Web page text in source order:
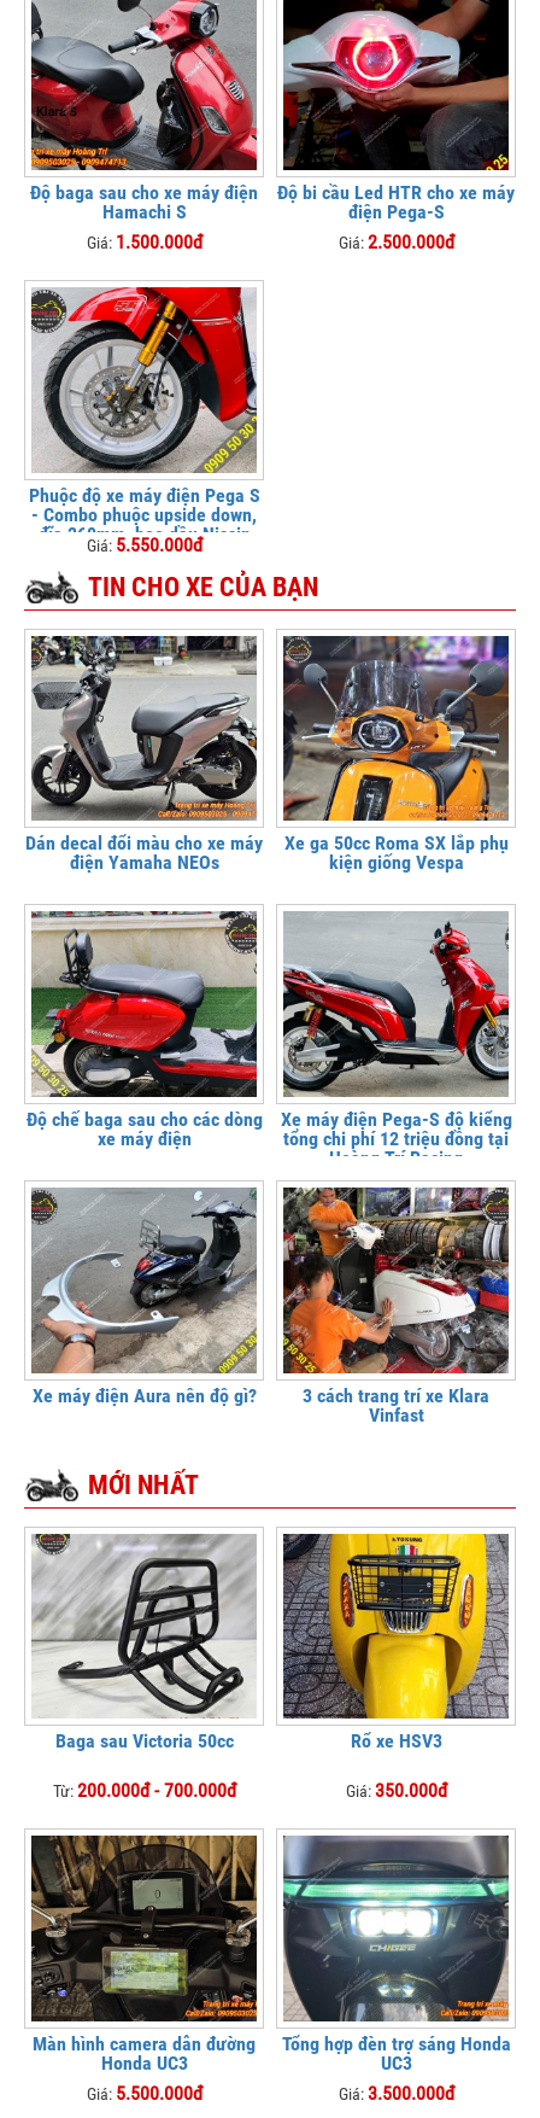
Độ baga sau cho xe máy điện
Hamachi S
Giá: 1.500.000đ
Độ bi cầu Led HTR cho xe máy
điện Pega-S
Giá:2.500.000đ
Phuộc độ xe máy điện Pega S
- Combo phuộc upside down,
đĩa 260mm, heo dầu Nissin
Giá: 5.550.000đ
TIN CHO XE CỦA BẠN
Dán decal đổi màu cho xe máy
điện Yamaha NEOs
Xe ga 50cc Roma SX lắp phụ
kiện giống Vespa
Độ chế baga sau cho các dòng
xe máy điện
Xe máy điện Pega-S độ kiểng
tổng chi phí 12 triệu đồng tại
Hoàng Trí Racing
Xe máy điện Aura nên độ gì?
3 cách trang trí xe Klara
Vinfast
MỚI NHẤT
Baga sau Victoria 50cc
Từ:200.000đ - 700.000đ
Rổ xe HSV3
Giá:350.000đ
Màn hình camera dẫn đường
Honda UC3
Giá: 5.500.000đ
Tổng hợp đèn trợ sáng Honda
UC3
Giá:3.500.000đ